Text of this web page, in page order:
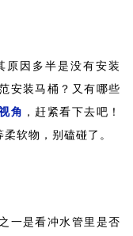
因多半是没有安装
安装马桶？又有哪些
角 ，赶紧看下去吧！
软物，别磕碰了。
一是看冲水管里是否